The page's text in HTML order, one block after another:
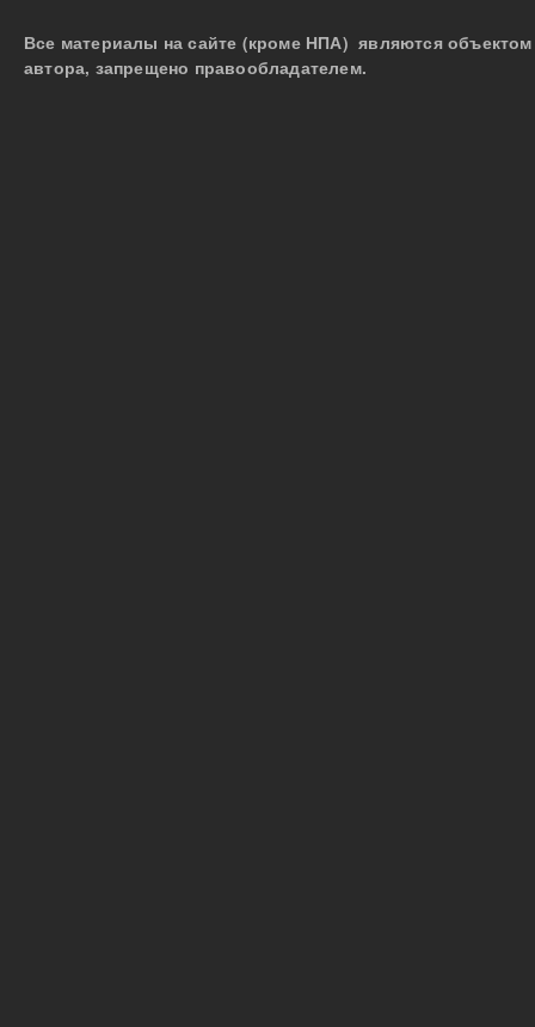
Все материалы на сайте (кроме НПА) являются
автора, запрещено правообладателем.